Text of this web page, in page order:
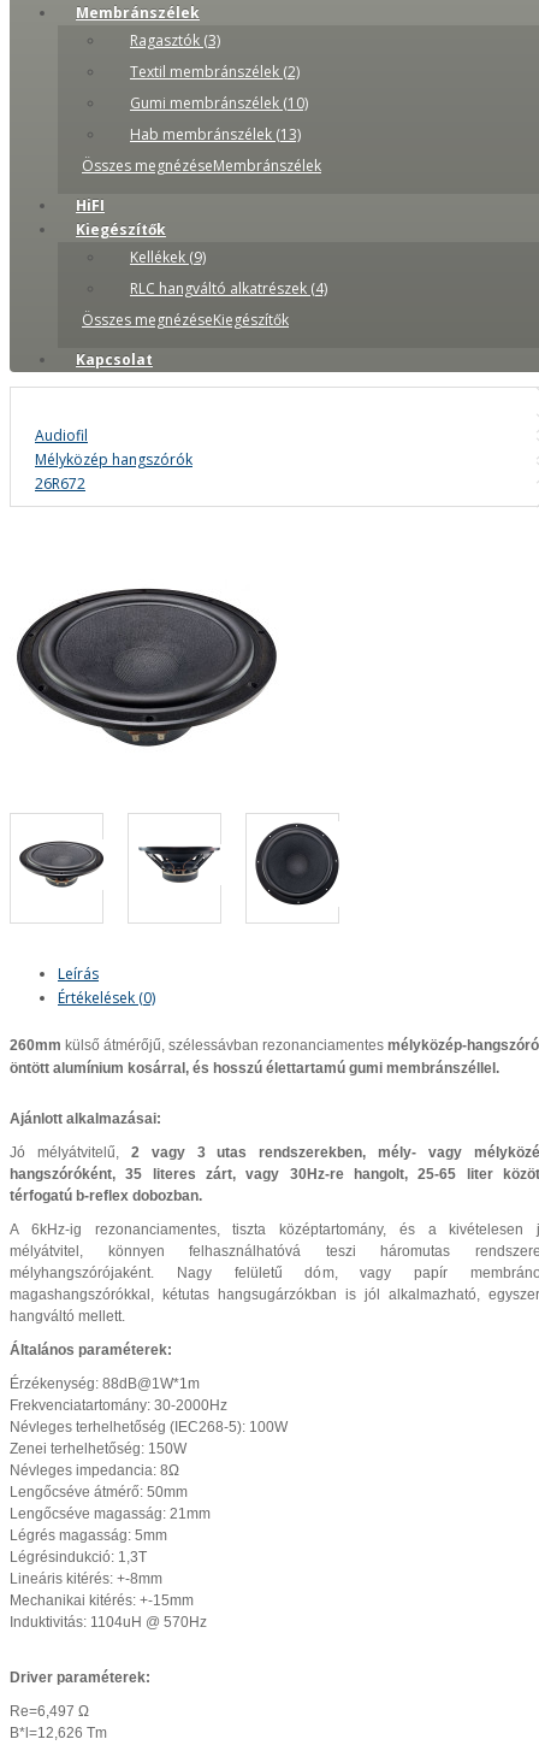
Membránszélek
Ragasztók (3)
Textil membránszélek (2)
Gumi membránszélek (10)
Hab membránszélek (13)
Összes megnézéseMembránszélek
HiFI
Kiegészítők
Kellékek (9)
RLC hangváltó alkatrészek (4)
Összes megnézéseKiegészítők
Kapcsolat
Audiofil
Mélyközép hangszórók
26R672
Leírás
Értékelések (0)
260mm külső átmérőjű, szélessávban rezonanciamentes mélyközép-
öntött alumínium kosárral, és hosszú élettartamú gumi membránszéllel.
Ajánlott alkalmazásai:
Jó mélyátvitelű, 2 vagy 3 utas rendszerekben,mély- vagy
hangszóróként,35 literes zárt, vagy 30Hz-re hangolt,25-65 liter
térfogatú b-reflex dobozban.
A 6kHz-ig rezonanciamentes, tiszta középtartomány, és a kivételesen
mélyátvitel, könnyen felhasználhatóvá teszi háromutas
mélyhangszórójaként. Nagy felületű dóm, vagy papír
magashangszórókkal, kétutas hangsugárzókban is jól alkalmazható,
hangváltó mellett.
Általános paraméterek:
Érzékenység: 88dB@1W*1m
Frekvenciatartomány: 30-2000Hz
Névleges terhelhetőség (IEC268-5): 100W
Zenei terhelhetőség: 150W
Névleges impedancia: 8Ω
Lengőcséve átmérő: 50mm
Lengőcséve magasság: 21mm
Légrés magasság: 5mm
Légrésindukció: 1,3T
Lineáris kitérés: +-8mm
Mechanikai kitérés: +-15mm
Induktivitás: 1104uH @ 570Hz
Driver paraméterek:
Re=6,497 Ω
B*l=12,626 Tm